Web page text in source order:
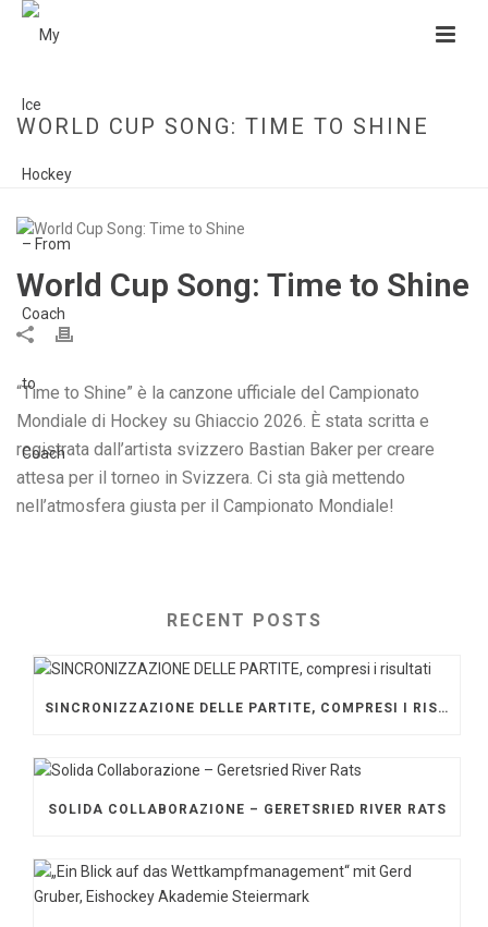
WORLD CUP SONG: TIME TO SHINE
World Cup Song: Time to Shine
“Time to Shine” è la canzone ufficiale del Campionato
Mondiale di Hockey su Ghiaccio 2026. È stata scritta e
registrata dall’artista svizzero Bastian Baker per creare
attesa per il torneo in Svizzera. Ci sta già mettendo
nell’atmosfera giusta per il Campionato Mondiale!
RECENT POSTS
SINCRONIZZAZIONE DELLE PARTITE, COMPRESI I RISULTATI
SOLIDA COLLABORAZIONE – GERETSRIED RIVER RATS